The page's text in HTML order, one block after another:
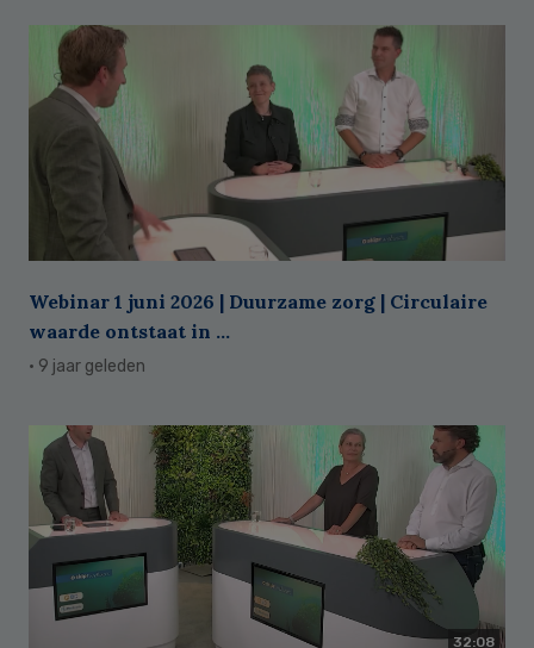
Webinar 1 juni 2026 | Duurzame zorg | Circulaire
waarde ontstaat in ...
· 9 jaar geleden
32:08